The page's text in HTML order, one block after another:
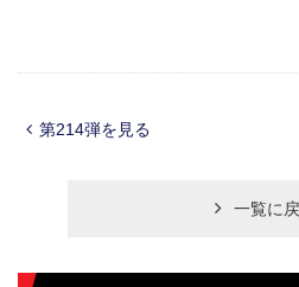
第214弾を見る
一覧に